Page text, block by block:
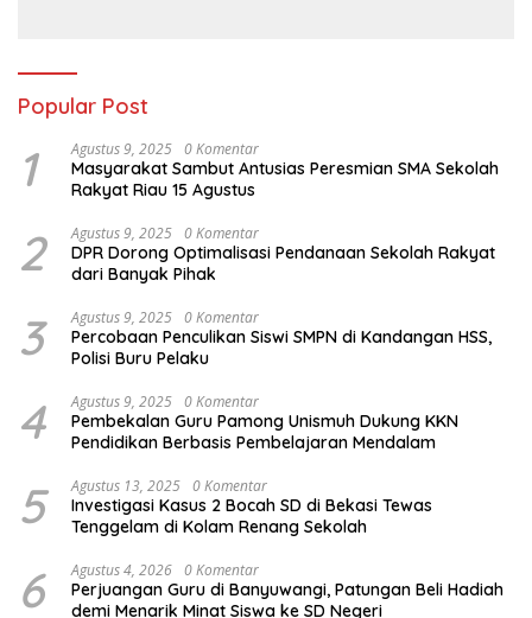
Popular Post
1 Agustus 9, 2025 0 Komentar
Masyarakat Sambut Antusias Peresmian SMA Sekolah
Rakyat Riau 15 Agustus
2 Agustus 9, 2025 0 Komentar
DPR Dorong Optimalisasi Pendanaan Sekolah Rakyat
dari Banyak Pihak
3 Agustus 9, 2025 0 Komentar
Percobaan Penculikan Siswi SMPN di Kandangan HSS,
Polisi Buru Pelaku
4 Agustus 9, 2025 0 Komentar
Pembekalan Guru Pamong Unismuh Dukung KKN
Pendidikan Berbasis Pembelajaran Mendalam
5 Agustus 13, 2025 0 Komentar
Investigasi Kasus 2 Bocah SD di Bekasi Tewas
Tenggelam di Kolam Renang Sekolah
6 Agustus 4, 2026 0 Komentar
Perjuangan Guru di Banyuwangi, Patungan Beli Hadiah
demi Menarik Minat Siswa ke SD Negeri